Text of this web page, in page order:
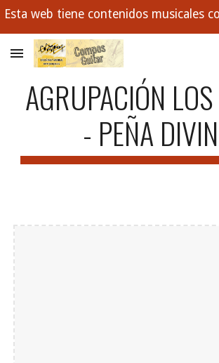
AGRUPACIÓN
- PEÑA